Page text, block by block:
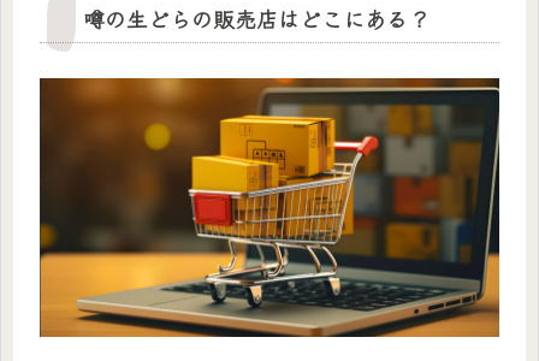
噂の生どらの販売店はどこにある？